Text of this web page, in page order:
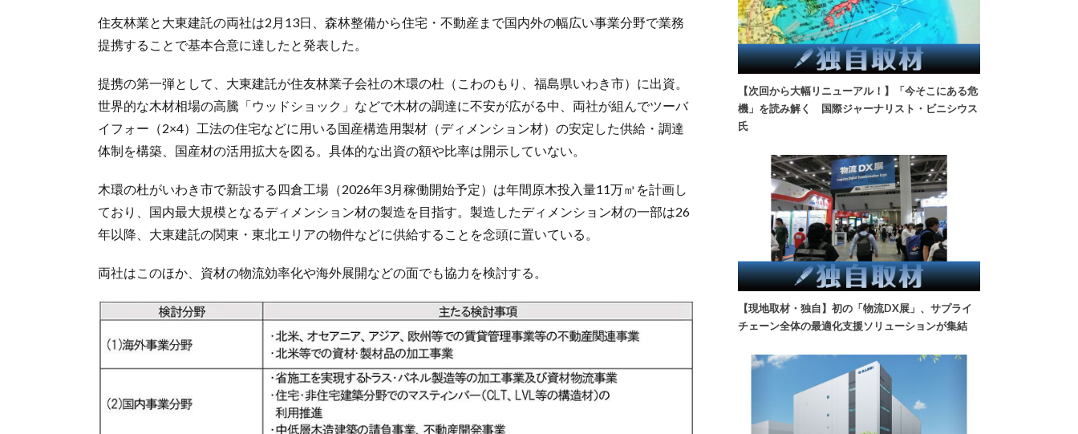
住友林業と大東建託の両社は2月13日、森林整備から住宅・不動産まで国内外の幅広い事業分野で業務
提携することで基本合意に達したと発表した。
提携の第一弾として、大東建託が住友林業子会社の木環の杜（こわのもり、福島県いわき市）に出資。
世界的な木材相場の高騰「ウッドショック」などで木材の調達に不安が広がる中、両社が組んでツーバ
イフォー（2×4）工法の住宅などに用いる国産構造用製材（ディメンション材）の安定した供給・調達
体制を構築、国産材の活用拡大を図る。具体的な出資の額や比率は開示していない。
木環の杜がいわき市で新設する四倉工場（2026年3月稼働開始予定）は年間原木投入量11万㎥を計画し
ており、国内最大規模となるディメンション材の製造を目指す。製造したディメンション材の一部は26
年以降、大東建託の関東・東北エリアの物件などに供給することを念頭に置いている。
両社はこのほか、資材の物流効率化や海外展開などの面でも協力を検討する。
【次回から大幅リニューアル！】「今そこにある危
機」を読み解く 国際ジャーナリスト・ビニシウス
氏
【現地取材・独自】初の「物流DX展」、サプライ
チェーン全体の最適化支援ソリューションが集結